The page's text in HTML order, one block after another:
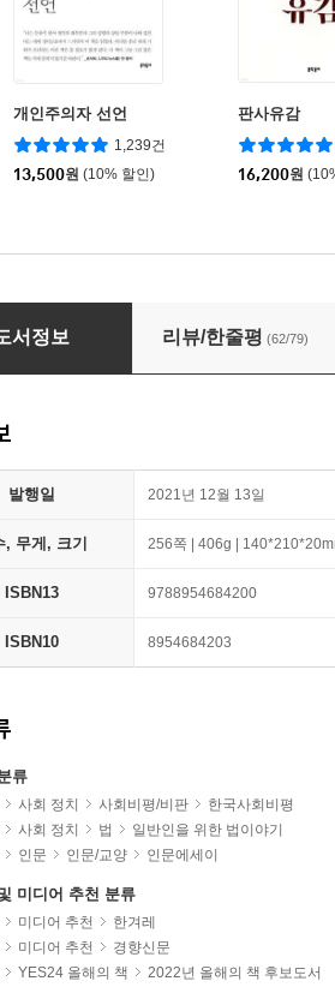
개인주의자 선언
1,239건
13,500원 (10% 할인)
판사유감
16,200원
선의
서정보 리뷰/한줄평 (62/79)
발행일 2021년 12월 13일
, 무게, 크기 256쪽 | 406g |
ISBN13 9788954684200
ISBN10 8954684203
류
사회 정치 사회비평/비판
한국사회비평
사회 정치 법
일반인을 위한 법이야기
인문 인문/교양 인문에세이
미디어 추천 분류
미디어 추천
한겨레
미디어 추천
경향신문
YES24 올해의 책 2022년 올해의 책 후보도서